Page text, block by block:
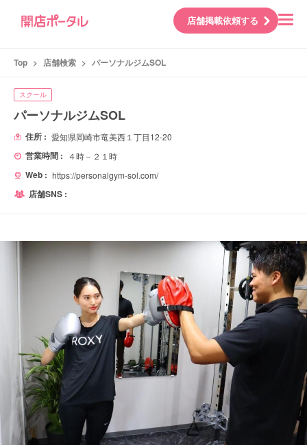
店舗掲載依頼する
Top > 店舗検索 > パーソナルジムSOL
スクール
パーソナルジムSOL
住所 : 愛知県岡崎市竜美西１丁目12-20
営業時間 : ４時－２１時
Web : https://personalgym-sol.com/
店舗SNS :